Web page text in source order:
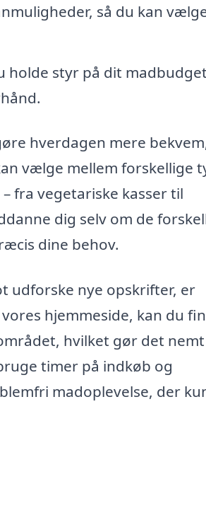
så du kan
holde styr på dit
hverdagen mere
vælge mellem forskellige
fra vegetariske kasser til
dig selv om de
dine behov.
udforske nye opskrifter, er
hjemmeside, kan du
hvilket gør det
timer på indkøb og
madoplevelse, der